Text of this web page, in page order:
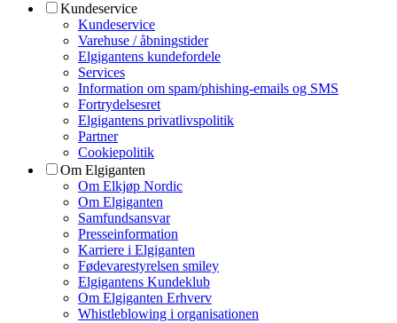
Kundeservice
Kundeservice
Varehuse / åbningstider
Elgigantens kundefordele
Services
Information om spam/phishing-emails og SMS
Fortrydelsesret
Elgigantens privatlivspolitik
Partner
Cookiepolitik
Om Elgiganten
Om Elkjøp Nordic
Om Elgiganten
Samfundsansvar
Presseinformation
Karriere i Elgiganten
Fødevarestyrelsen smiley
Elgigantens Kundeklub
Om Elgiganten Erhverv
Whistleblowing i organisationen